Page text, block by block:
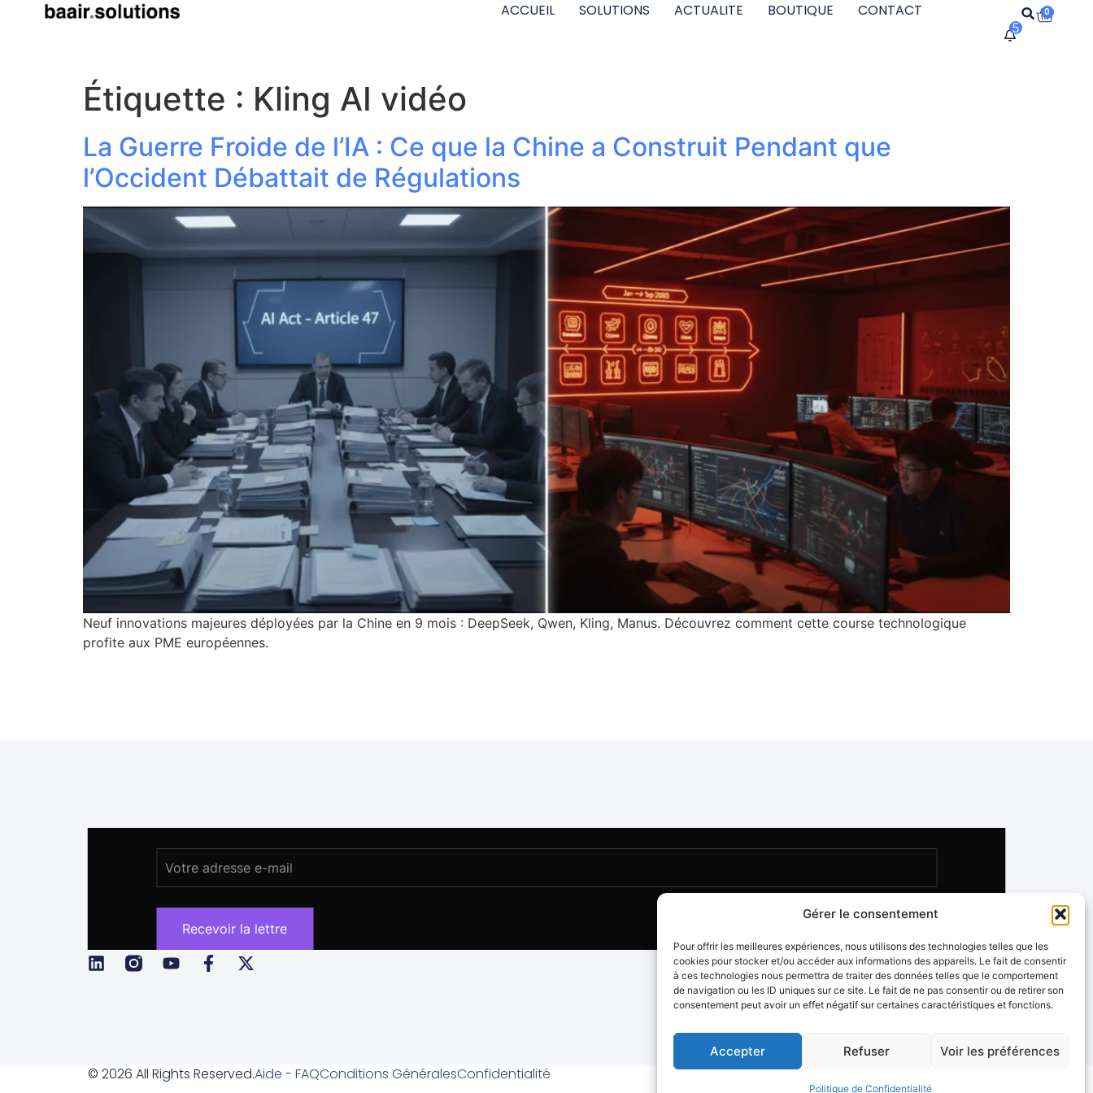
Gérer le consentement
Pour offrir les meilleures expériences, nous utilisons des technologies telles que les
cookies pour stocker et/ou accéder aux informations des appareils. Le fait de consentir
à ces technologies nous permettra de traiter des données telles que le comportement
de navigation ou les ID uniques sur ce site. Le fait de ne pas consentir ou de retirer son
consentement peut avoir un effet négatif sur certaines caractéristiques et fonctions.
Accepter Refuser Voir les préférences
Politique de Confidentialité
ACCUEIL SOLUTIONS ACTUALITE BOUTIQUE CONTACT
5
0
Étiquette : Kling AI vidéo
La Guerre Froide de l’IA : Ce que la Chine a Construit Pendant que
l’Occident Débattait de Régulations
Neuf innovations majeures déployées par la Chine en 9 mois : DeepSeek, Qwen, Kling, Manus. Découvrez comment cette course technologique
profite aux PME européennes.
© 2026 All Rights Reserved.Aide - FAQConditions GénéralesConfidentialité